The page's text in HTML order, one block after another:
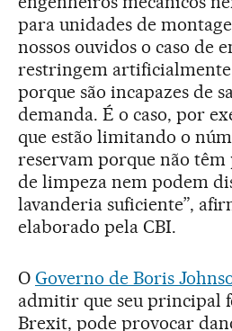
para unidades de
nossos ouvidos o caso de
restringem artificialmente
porque são incapazes de
demanda. É o caso, por
que estão limitando o
reservam porque não têm
de limpeza nem podem
lavanderia suficiente”,
elaborado pela CBI.
O Governo de Boris
admitir que seu principal
Brexit, pode provocar